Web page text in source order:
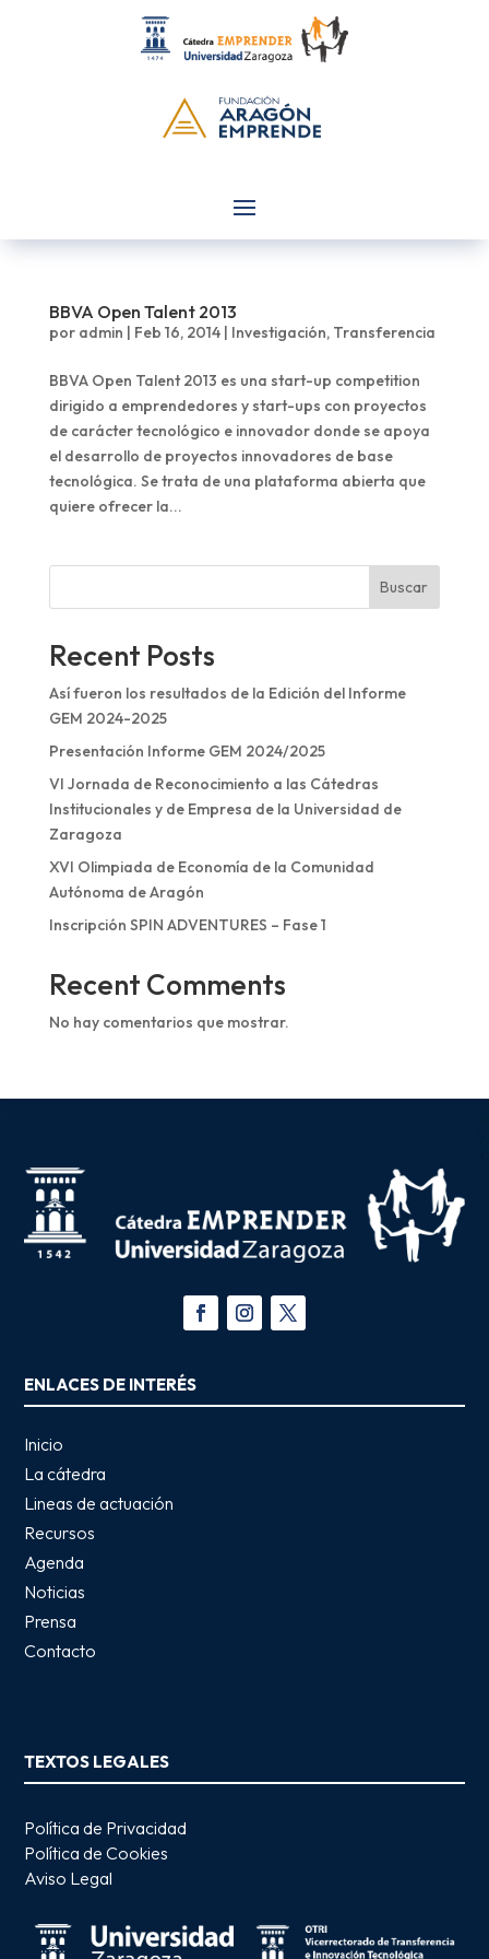
BBVA Open Talent 2013
por admin | Feb 16, 2014| Investigación, Transferencia
BBVA Open Talent 2013 es una start-up competition
dirigido a emprendedores y start-ups con proyectos
de carácter tecnológico e innovador donde se apoya
el desarrollo de proyectos innovadores de base
tecnológica. Se trata de una plataforma abierta que
quiere ofrecer la...
Buscar
Recent Posts
Así fueron los resultados de la Edición del Informe
GEM 2024-2025
Presentación Informe GEM 2024/2025
VI Jornada de Reconocimiento a las Cátedras
Institucionales y de Empresa de la Universidad de
Zaragoza
XVI Olimpiada de Economía de la Comunidad
Autónoma de Aragón
Inscripción SPIN ADVENTURES – Fase 1
Recent Comments
No hay comentarios que mostrar.
ENLACES DE INTERÉS
Inicio
La cátedra
Lineas de actuación
Recursos
Agenda
Noticias
Prensa
Contacto
TEXTOS LEGALES
Política de Privacidad
Política de Cookies
Aviso Legal